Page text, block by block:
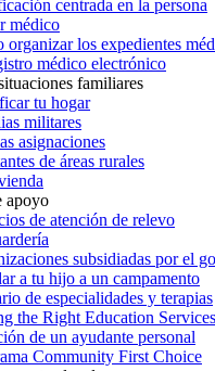
centrada en la persona
médico
organizar los expedientes
médico electrónico
familiares
tu hogar
militares
asignaciones
de áreas rurales
apoyo
de atención de relevo
subsidiadas por el
a tu hijo a un campamento
de especialidades y terapias
the Right Education Services
de un ayudante personal
Community First Choice